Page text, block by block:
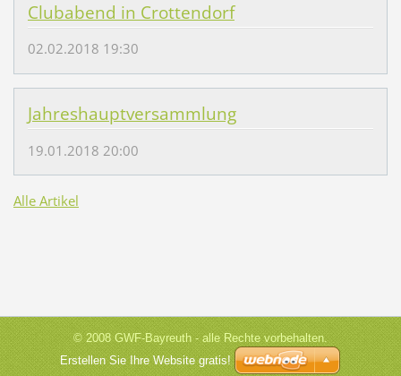
Clubabend in Crottendorf
02.02.2018 19:30
Jahreshauptversammlung
19.01.2018 20:00
Alle Artikel
© 2008 GWF-Bayreuth - alle Rechte vorbehalten.
Erstellen Sie Ihre Website gratis!